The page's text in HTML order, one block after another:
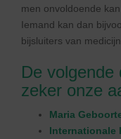
men onvoldoende
Iemand kan dan
bijsluiters van
De volgende
zeker onze
Maria
Internationale